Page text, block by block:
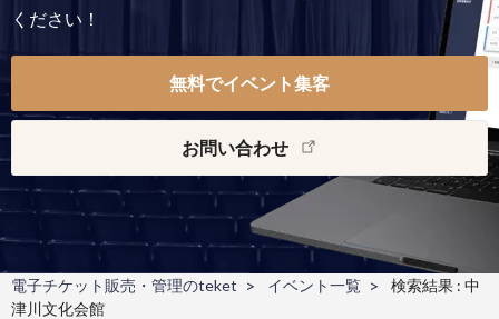
ください！
無料でイベント集客
お問い合わせ
電子チケット販売・管理のteket イベント一覧
検索結果 : 中
津川文化会館